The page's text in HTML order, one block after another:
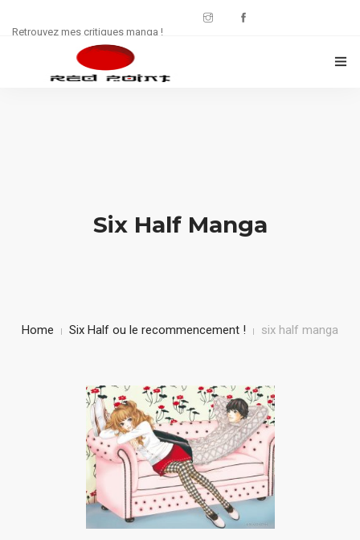
Retrouvez mes critiques manga !
Six Half Manga
Home Six Half ou le recommencement ! six half manga